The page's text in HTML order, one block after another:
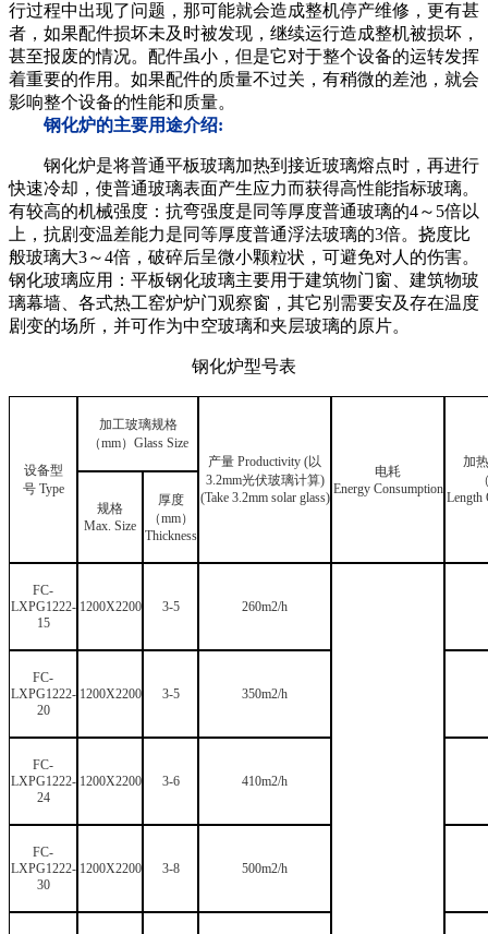
行过程中出现了问题，那可能就会造成整机停产维修，更有甚
者，如果配件损坏未及时被发现，继续运行造成整机被损坏，
甚至报废的情况。配件虽小，但是它对于整个设备的运转发挥
着重要的作用。如果配件的质量不过关，有稍微的差池，就会
影响整个设备的性能和质量。
钢化炉的主要用途介绍:
钢化炉是将普通平板玻璃加热到接近玻璃熔点时，再进行
快速冷却，使普通玻璃表面产生应力而获得高性能指标玻璃。
有较高的机械强度：抗弯强度是同等厚度普通玻璃的4～5倍以
上，抗剧变温差能力是同等厚度普通浮法玻璃的3倍。挠度比
般玻璃大3～4倍，破碎后呈微小颗粒状，可避免对人的伤害。
钢化玻璃应用：平板钢化玻璃主要用于建筑物门窗、建筑物玻
璃幕墙、各式热工窑炉炉门观察窗，其它别需要安及存在温度
剧变的场所，并可作为中空玻璃和夹层玻璃的原片。
钢化炉型号表
设备型
号 Type
加工玻璃规格
（mm） Glass Size
产量 Productivity (以
3.2mm光伏玻璃计算)
(Take 3.2mm solar glass)
电耗
Energy Consumption
加
Length
规格
Max. Size
厚度
（mm）
Thickness
FC-
LXPG1222-
15
1200X2200 3-5 260m2/h
FC-
LXPG1222-
20
1200X2200 3-5 350m2/h
FC-
LXPG1222-
24
1200X2200 3-6 410m2/h
FC-
LXPG1222-
30
1200X2200 3-8 500m2/h